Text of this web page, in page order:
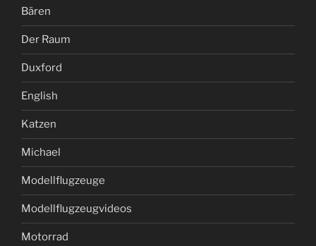
Bären
Der Raum
Duxford
English
Katzen
Michael
Modellflugzeuge
Modellflugzeugvideos
Motorrad